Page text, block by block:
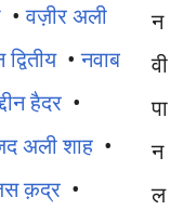
ल
•वज़ीर अली
•नवाब
हैदर •
अली शाह •
क़द्र •